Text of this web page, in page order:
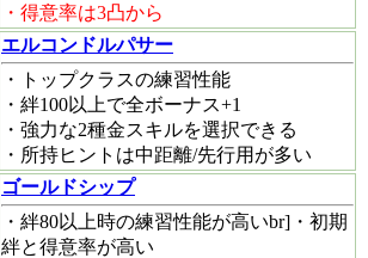
・得意率は3凸から
エルコンドルパサー
・トップクラスの練習性能
・絆100以上で全ボーナス+1
・強力な2種金スキルを選択できる
・所持ヒントは中距離/先行用が多い
ゴールドシップ
・絆80以上時の練習性能が高いbr]・初期
絆と得意率が高い